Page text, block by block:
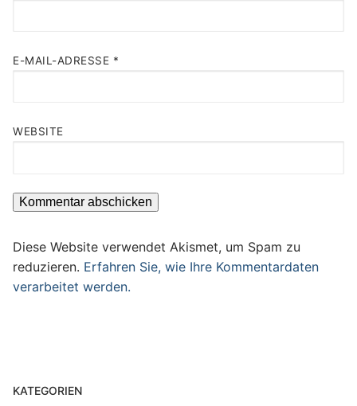
E-MAIL-ADRESSE *
WEBSITE
Diese Website verwendet Akismet, um Spam zu
reduzieren. Erfahren Sie, wie Ihre Kommentardaten
verarbeitet werden.
KATEGORIEN